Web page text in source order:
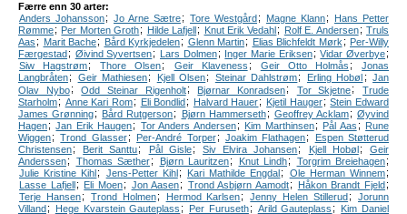
Færre enn 30 arter:
Anders Johansson; Jo Arne Sætre; Tore Westgård ; Magne Klann;
Hans Petter
Rømme; Per Morten Groth; Hilde Lafjell ; Knut Erik Vedahl ; Rolf E. Andersen; Truls
Aas ; Marit Bache; Bård Kyrkjedelen; Glenn Martin; Elias Blichfeldt Mørk ; Per-Willy
Færgestad ; Øivind Syvertsen; Lars Dolmen; Inger Marie Eriksen; Vidar Øverbye;
Siw Hagstrøm; Thore Olsen; Geir Klaveness ; Geir Otto Holmås ; Jonas
Langbråten; Geir Mathiesen; Kjell Olsen; Steinar Dahlstrøm; Erling Hobøl ; Jan
Olav Nybo; Odd Steinar Rigenholt; Bjørnar Konradsen; Tor Skjetne; Trude
Starholm; Anne Kari Rom; Eli Bondlid; Halvard Hauer; Kjetil Hauger; Stein Edward
James Grønning; Bård Rutgerson; Bjørn Hammerseth; Geoffrey Acklam; Øyvind
Hagen; Jan Erik Haugen; Tor Anders Andersen; Kim Marthinsen; Pål Aas ; Rune
Wiggen; Trond Glasser; Per-André Torper ; Joakim Flathagen;
Espen Støtterud
Christensen; Berit Santtu; Pål Gisle; Siv Elvira Johansen; Kjell Hobøl; Geir
Anderssen; Thomas Sæther; Bjørn Lauritzen; Knut Lindh; Torgrim Breiehagen;
Julie Kristine Kihl; Jens-Petter Kihl; Kari Mathilde Engdal; Ole Herman Winnem;
Lasse Lafjell; Eli Moen; Jon Aasen; Trond Asbjørn Aamodt; Håkon Brandt Fjeld;
Terje Hansen; Trond Holmen; Hermod Karlsen; Jenny Helen Stillerud; Jorunn
Villand; Hege Kvarstein Gauteplass ; Per Furuseth; Arild Gauteplass ;
Kim Daniel